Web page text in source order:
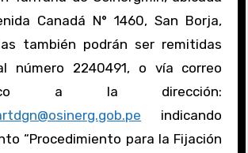
Canadá N° 1460, San Borja,
también podrán ser remitidas
número 2240491, o vía correo
a la dirección:
indicando
“Procedimiento para la Fijación